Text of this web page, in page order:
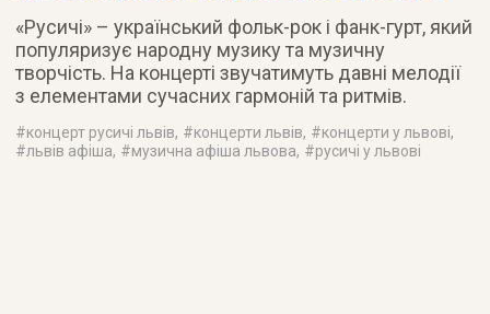
«Русичi» – український фольк-рок і фанк-гурт, який
популяризує народну музику та музичну
творчість. На концерті звучатимуть давні мелодії
з елементами сучасних гармоній та ритмів.
#концерт русичі львів, #концерти львів, #концерти у львові,
#львів афіша, #музична афіша львова, #русичі у львові